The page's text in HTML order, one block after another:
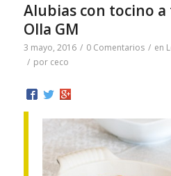
Alubias con tocino
Olla GM
3 mayo, 2016 / 0 Comentarios / en
/ por ceco